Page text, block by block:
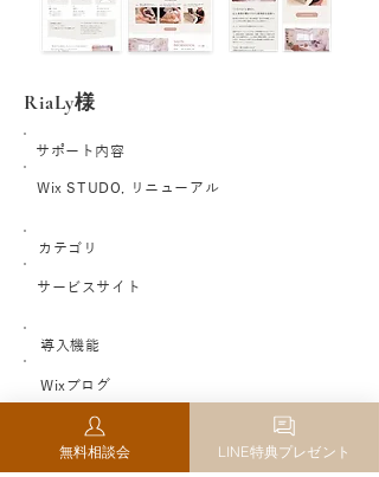
RiaLy様
サポート内容
Wix STUDO, リニューアル
カテゴリ
サービスサイト
導入機能
Wixブログ
サイトURL
無料相談会 LINE特典プレゼント